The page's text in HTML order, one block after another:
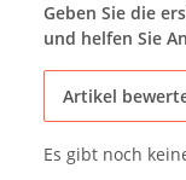
Geben Sie die
und helfen Sie
Artikel
Es gibt noch